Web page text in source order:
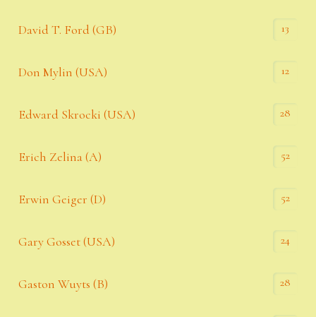
David T. Ford (GB) 13
Don Mylin (USA) 12
Edward Skrocki (USA) 28
Erich Zelina (A) 52
Erwin Geiger (D) 52
Gary Gosset (USA) 24
Gaston Wuyts (B) 28